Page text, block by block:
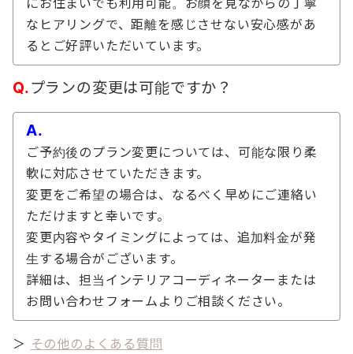
にお住まいでも利用可能。お顔を見ながらの丁寧
なヒアリングで、距離を感じさせない安心感があ
るとご好評いただいています。
Q.プランの変更は可能ですか？
A.
ご予約後のプラン変更については、可能な限り柔
軟に対応させていただきます。
変更をご希望の場合は、なるべく早めにご連絡い
ただけますと幸いです。
変更内容やタイミングによっては、追加料金が発
生する場合がございます。
詳細は、担当インテリアコーディネーターまたは
お問い合わせフォームよりご相談ください。
＞ その他のよくある質問